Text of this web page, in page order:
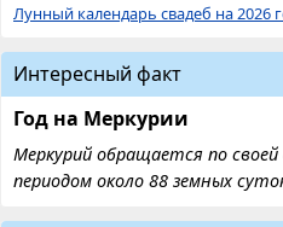
Лунный календарь свадеб на 2026
Интересный факт
Год на Меркурии
Меркурий обращается по
периодом около 88 земных